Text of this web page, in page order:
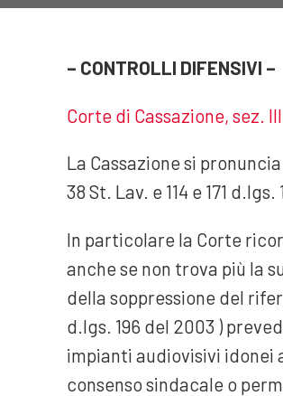
– CONTROLLI DIFENSIVI –
Corte di Cassazione, sez.
La Cassazione si
38 St. Lav. e 114 e 171
In particolare la Corte
anche se non trova più la
della soppressione del
d.lgs. 196 del 2003 )
impianti audiovisivi idonei
consenso sindacale o